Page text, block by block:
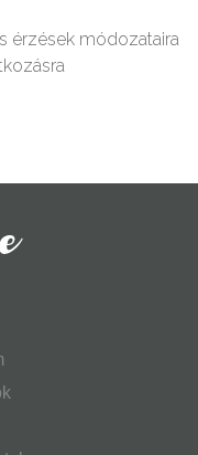
érzések módozataira